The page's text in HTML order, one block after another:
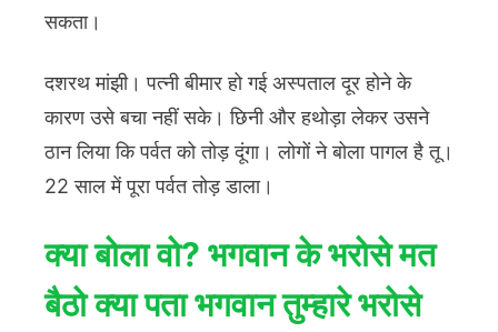
सकता।
दशरथ मांझी। पत्नी बीमार हो गई अस्पताल दूर होने के
कारण उसे बचा नहीं सके। छिनी और हथोड़ा लेकर उसने
ठान लिया कि पर्वत को तोड़ दूंगा। लोगों ने बोला पागल है तू।
22 साल में पूरा पर्वत तोड़ डाला।
क्या बोला वो? भगवान के भरोसे मत
बैठो क्या पता भगवान तुम्हारे भरोसे